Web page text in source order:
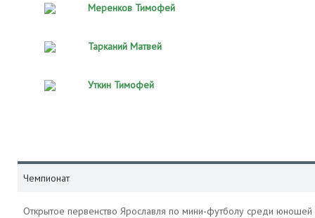
Меренков Тимофей
Тарканий Матвей
Уткин Тимофей
Чемпионат
Открытое первенство Ярославля по мини-футболу среди